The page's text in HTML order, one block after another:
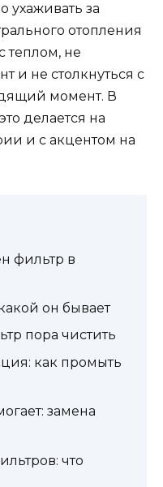
ухаживать за
отопления
теплом, не
и не столкнуться с
момент. В
делается на
и с акцентом на
фильтр в
он бывает
пора чистить
как промыть
замена
что